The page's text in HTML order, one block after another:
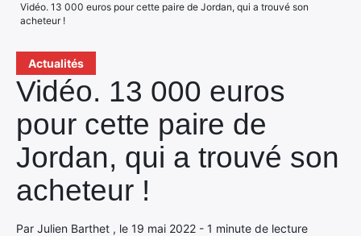
Actualités
Vidéo. 13 000 euros
pour cette paire de
Jordan, qui a trouvé son
acheteur !
Par Julien Barthet , le 19 mai 2022 - 1 minute de lecture
Vidéo. 13 000 euros pour cette paire de Jordan, qui a trouvé son
acheteur !